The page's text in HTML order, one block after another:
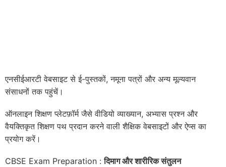
एनसीईआरटी वेबसाइट से ई-पुस्तकों, नमूना पत्रों और अन्य मूल्यवान
संसाधनों तक पहुंचें।
ऑनलाइन शिक्षण प्लेटफ़ॉर्म जैसे वीडियो व्याख्यान, अभ्यास प्रश्न और
वैयक्तिकृत शिक्षण पथ प्रदान करने वाली शैक्षिक वेबसाइटों और ऐप्स का
प्रयोग करें।
CBSE Exam Preparation :दिमाग और शारीरिक संतुलन